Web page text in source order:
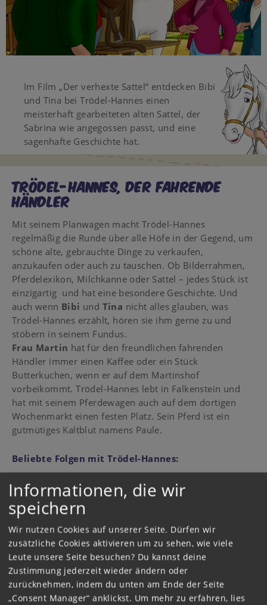
Video
Im Film „Der verhexte Sattel“ entdecken Bibi
und Tina bei Trödel-Hannes einen
meisterhaft gearbeiteten alten Sattel, der
Sabrina wie angegossen passt, und eine
sagenhafte Geschichte hat.
TRÖDEL-HANNES, DER FAHRENDE
HÄNDLER
Mit seinem Planwagen macht Trödel-Hannes
regelmäßig die Runde über alle Höfe in der Gegend, um
schöne alte, gebrauchte Dinge zu verkaufen,
anzukaufen oder auch zu tauschen. Ob Bilderrahmen,
Pferdelexikon, Milchkanne oder Sattel – jedes Stück ist
einzigartig und hat eine besondere Geschichte. Und
auch wenn Bibi und Tina nicht alles glauben, was
Trödel-Hannes erzählt, hören sie ihm gerne zu und
stöbern in seinem Fundus.
Frau Martin hat für den freundlichen fahrenden
Händler immer einen Kaffee oder ein Stück
Butterkuchen, wenn er auf dem Martinshof
vorbeikommt. Trödel-Hannes lebt in Falkenstein und
hat mit seinem Pferdewagen auch auf dem dortigen
Wochenmarkt einen festen Platz. Sein Pferd ist ein
gutmütiges Kaltblut namens Paule.
Beliebte Folgen mit Trödel-Hannes:
Folge 9: Der fliegende Sattel
Folge 12: Der Liebesbrief
Folge 29: Das sprechende Pferd
Folge 55: Der verschwundene Pokal
Folge 57: Das große Teamspringen
Folge 63: Die Waschbären sind los
Was hältst du von Trödelhannes? Wie findest du
seinen Beruf?
Informationen, die wir
speichern
Wir nutzen Cookies auf unserer Seite. Dürfen wir
zusätzliche Cookies aktivieren um zu sehen, wie viele
Leute unsere Seite besuchen? Du kannst deine
Zustimmung jederzeit wieder ändern oder
zurücknehmen, indem du unten am Ende der Seite
„Consent Manager“ anklickst. Um mehr zu erfahren, lies